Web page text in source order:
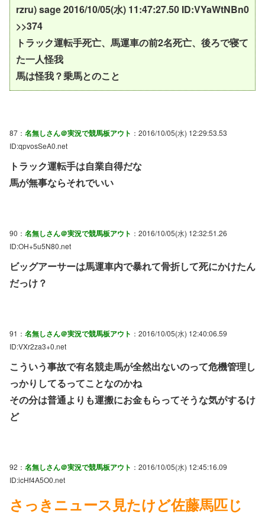
rzru) sage 2016/10/05(水) 11:47:27.50 ID:VYaWtNBn0
>>374
トラック運転手死亡、馬運車の前2名死亡、後ろで寝て
た一人怪我
馬は怪我？乗馬とのこと
87： 名無しさん＠実況で競馬板アウト ：2016/10/05(水) 12:29:53.53
ID:qpvosSeA0.net
トラック運転手は自業自得だな
馬が無事ならそれでいい
90： 名無しさん＠実況で競馬板アウト ：2016/10/05(水) 12:32:51.26
ID:OH+5u5N80.net
ビッグアーサーは馬運車内で暴れて骨折して死にかけたん
だっけ？
91： 名無しさん＠実況で競馬板アウト ：2016/10/05(水) 12:40:06.59
ID:VXr2za3+0.net
こういう事故で有名競走馬が全然出ないのって危機管理し
っかりしてるってことなのかね
その分は普通よりも運搬にお金もらってそうな気がするけ
ど
92： 名無しさん＠実況で競馬板アウト ：2016/10/05(水) 12:45:16.09
ID:icHf4A5O0.net
さっきニュース見たけど佐藤馬匹じ